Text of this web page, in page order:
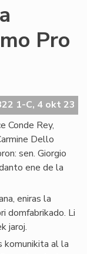
Pro
1-C, 4 okt 23
Conde Rey,
Dello
sen. Giorgio
ene de la
eniras la
domfabrikado. Li
jaroj.
komunikita al la